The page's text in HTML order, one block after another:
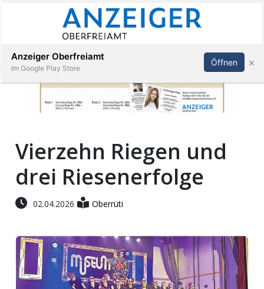
Veranstaltungen
Stellen
App
Abonnieren Anmelden
Vierzehn Riegen und
drei Riesenerfolge
02.04.2026 Oberrüti
Anzeiger Oberfreiamt
Im Google Play Store
Öffnen ×